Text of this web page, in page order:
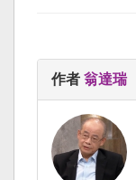
作者 翁達瑞